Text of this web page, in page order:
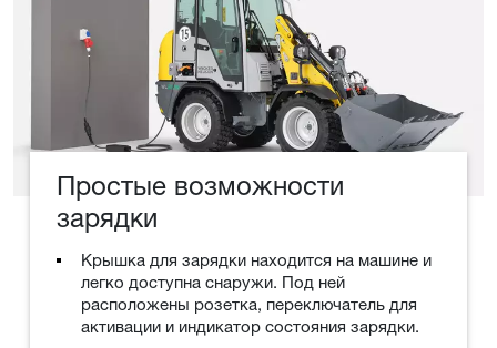
Простые возможности
зарядки
Крышка для зарядки находится на машине и
легко доступна снаружи. Под ней
расположены розетка, переключатель для
активации и индикатор состояния зарядки.